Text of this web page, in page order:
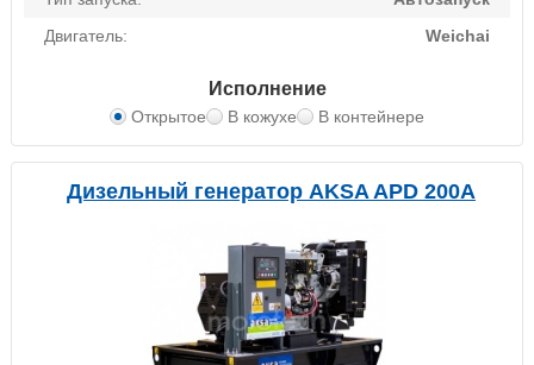
Двигатель:
Weichai
Исполнение
Открытое В кожухе В контейнере
Дизельный генератор AKSA APD 200A